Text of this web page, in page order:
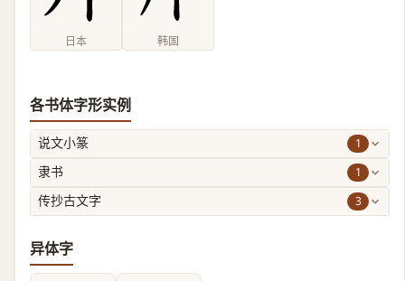
日本 韩国
各书体字形实例
说文小篆 1
隶书 1
传抄古文字 3
异体字